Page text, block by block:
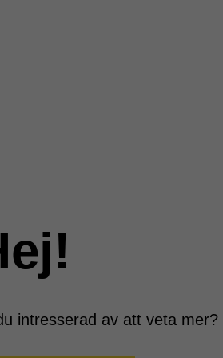
intresserad av att veta mer?